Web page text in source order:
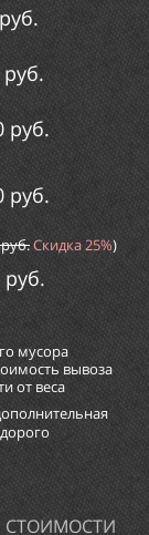
руб.
руб.
руб.
руб.
руб.Скидка25%)
руб.
мусора
вывоза
от веса
СТОИМОСТИ